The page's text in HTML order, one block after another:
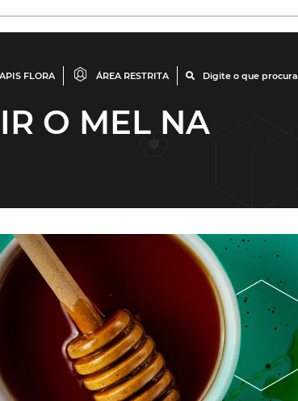
APIS FLORA ÁREA RESTRITA Digite o que procura
O MEL NA